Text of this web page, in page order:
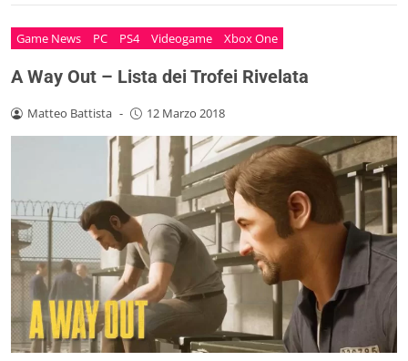
Game News PC PS4 Videogame Xbox One
A Way Out – Lista dei Trofei Rivelata
Matteo Battista - 12 Marzo 2018